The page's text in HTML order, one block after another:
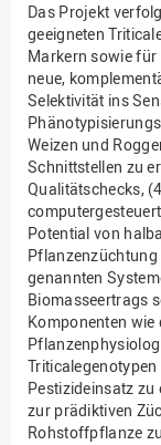
Das Projekt
geeigneten
Markern sowie für
neue,
Selektivität ins
Weizen und
Schnittstellen zu
Qualitätschecks,
Potential von
genannten
Biomasseertrags
Komponenten wie
Pestizideinsatz zu
zur prädiktiven
Rohstoffpflanze